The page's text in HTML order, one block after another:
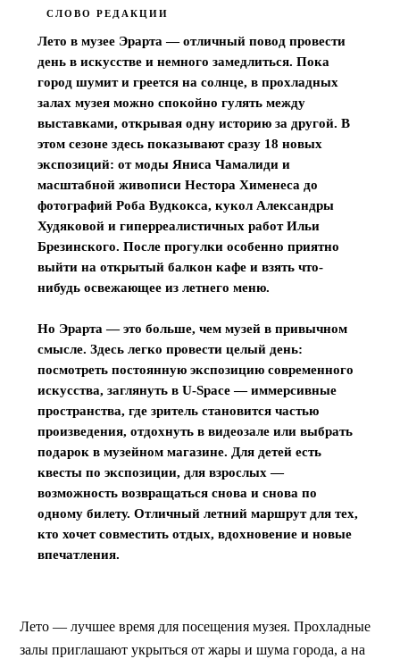
СЛОВО РЕДАКЦИИ
Лето в музее Эрарта — отличный повод провести
день в искусстве и немного замедлиться. Пока
город шумит и греется на солнце, в прохладных
залах музея можно спокойно гулять между
выставками, открывая одну историю за другой. В
этом сезоне здесь показывают сразу 18 новых
экспозиций: от моды Яниса Чамалиди и
масштабной живописи Нестора Хименеса до
фотографий Роба Вудкокса, кукол Александры
Худяковой и гиперреалистичных работ Ильи
Брезинского. После прогулки особенно приятно
выйти на открытый балкон кафе и взять что-
нибудь освежающее из летнего меню.
Но Эрарта — это больше, чем музей в привычном
смысле. Здесь легко провести целый день:
посмотреть постоянную экспозицию современного
искусства, заглянуть в U-Space — иммерсивные
пространства, где зритель становится частью
произведения, отдохнуть в видеозале или выбрать
подарок в музейном магазине. Для детей есть
квесты по экспозиции, для взрослых —
возможность возвращаться снова и снова по
одному билету. Отличный летний маршрут для тех,
кто хочет совместить отдых, вдохновение и новые
впечатления.
Лето — лучшее время для посещения музея. Прохладные
залы приглашают укрыться от жары и шума города, а на